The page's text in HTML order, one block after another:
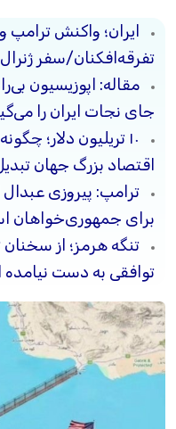
ایران؛ واکنش
تفرقه‌افکنان/سفر
مقاله: اپوزیسیون
جای نجات ایران را
۱۰ تریلیون دلار؛
اقتصاد بزرگ جهان
ترامپ: پیروزی
برای جمهوری‌خواهان
تنگه هرمز؛ از سخنان
توافقی به دست